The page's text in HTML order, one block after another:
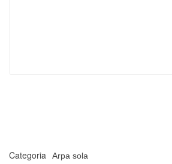
Categoria Arpa sola